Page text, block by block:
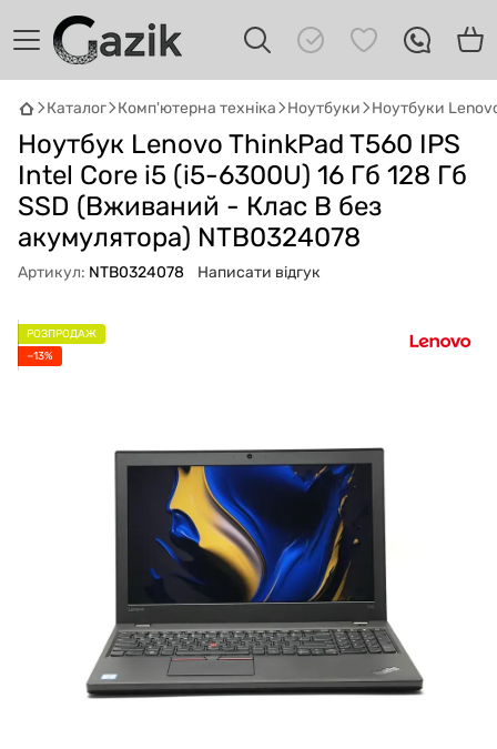
Каталог Комп'ютерна техніка Ноутбуки Ноутбуки
Ноутбук Lenovo ThinkPad T560 IPS
Intel Core i5 (i5-6300U) 16 Гб 128 Гб
SSD (Вживаний - Клас B без
акумулятора) NTB0324078
Артикул: NTB0324078 Написати відгук
РОЗПРОДАЖ
−13%
GAZIK AI
Онлайн · пошук техніки
Привіт! 👋 Я Gazik AI — допоможу
підібрати вживану комп'ютерну техніку.
Що шукаєш?